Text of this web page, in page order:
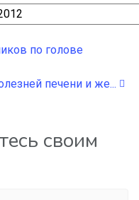
по голове
печени и же...
своим